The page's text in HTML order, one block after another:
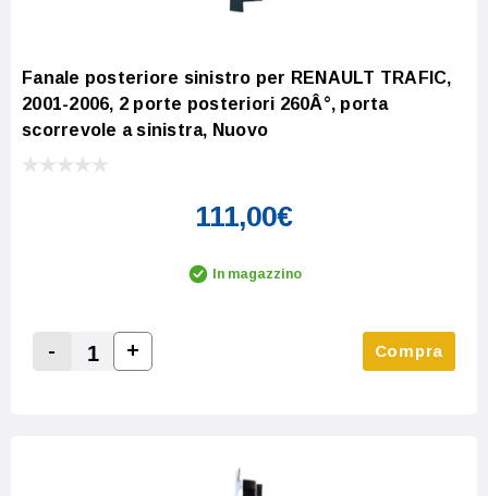
Fanale posteriore sinistro per RENAULT TRAFIC,
2001-2006, 2 porte posteriori 260Â°, porta
scorrevole a sinistra, Nuovo
111,00€
In magazzino
Decrease Quantity:
-
Increase Quantity:
+ Compra